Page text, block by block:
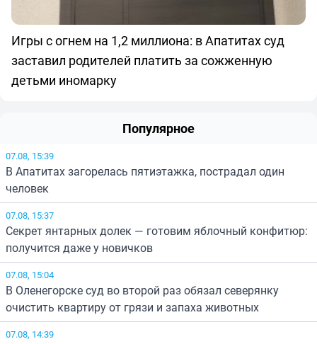
Игры с огнем на 1,2 миллиона: в Апатитах суд
заставил родителей платить за сожженную
детьми иномарку
Популярное
07.08, 15:39
В Апатитах загорелась пятиэтажка, пострадал один
человек
07.08, 15:37
Секрет янтарных долек — готовим яблочный конфитюр:
получится даже у новичков
07.08, 15:04
В Оленегорске суд во второй раз обязал северянку
очистить квартиру от грязи и запаха животных
07.08, 14:39